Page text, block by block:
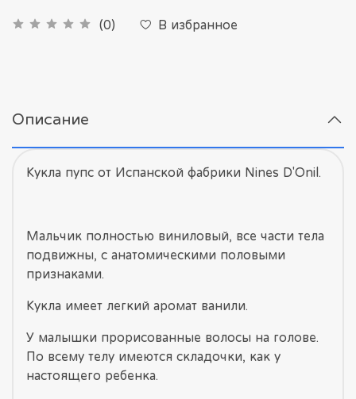
(0) В избранное
Описание
Кукла пупс от Испанской фабрики Nines D'Onil.
Мальчик полностью виниловый, все части тела
подвижны, с анатомическими половыми
признаками.
Кукла имеет легкий аромат ванили.
У малышки прорисованные волосы на голове.
По всему телу имеются складочки, как у
настоящего ребенка.